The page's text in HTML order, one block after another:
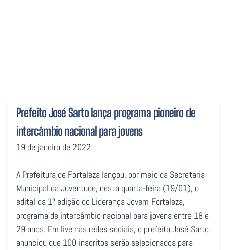
Prefeito José Sarto lança programa pioneiro de
intercâmbio nacional para jovens
19 de janeiro de 2022
A Prefeitura de Fortaleza lançou, por meio da Secretaria
Municipal da Juventude, nesta quarta-feira (19/01), o
edital da 1ª edição do Liderança Jovem Fortaleza,
programa de intercâmbio nacional para jovens entre 18 e
29 anos. Em live nas redes sociais, o prefeito José Sarto
anunciou que 100 inscritos serão selecionados para